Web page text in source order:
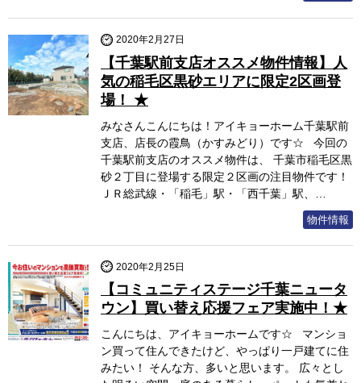
2020年2月27日
【千葉駅前支店オススメ物件情報】人
気の稲毛区黒砂エリアに限定2区画登
場！ ★
みなさんこんにちは！アイキョーホーム千葉駅前
支店、店長の霞鳥（かすみどり）です☆ 今回の
千葉駅前支店のオススメ物件は、 千葉市稲毛区黒
砂２丁目に登場する限定２区画の注目物件です！
ＪＲ総武線・「稲毛」駅・「西千葉」駅、…
物件情報
2020年2月25日
【コミュニティステージ千葉ニュータ
ウン】買い替え応援フェア実施中！★
こんにちは、アイキョーホームです☆ マンショ
ン買って住んできたけど、やっぱり一戸建てに住
みたい！ そんな方、多いと思います。 広々とし